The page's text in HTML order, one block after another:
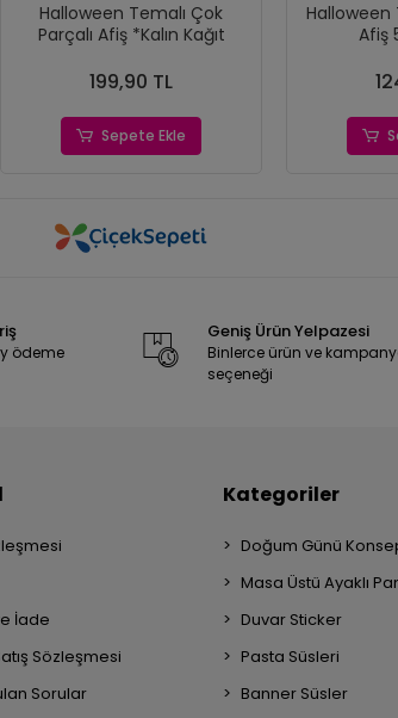
Halloween Temalı Çok
Parçalı Afiş *Kalın Kağıt
199,90 TL
Sepete Ekle
Halloween
Afiş
ödeme
Geniş Ürün Yelpazesi
Binlerce ürün ve
seçeneği
İade
Sözleşmesi
Sorular
Kategoriler
Doğum Günü
Masa Üstü Ayaklı
Duvar Sticker
Pasta Süsleri
Banner Süsler